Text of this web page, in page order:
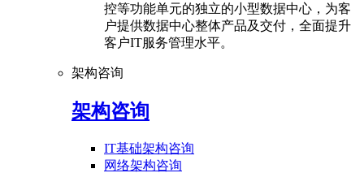
控等功能单元的独立的小型数据中心，为客
户提供数据中心整体产品及交付，全面提升
客户IT服务管理水平。
架构咨询
架构咨询
IT基础架构咨询
网络架构咨询